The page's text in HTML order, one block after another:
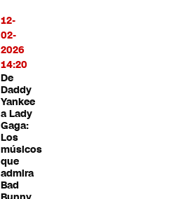
12-
02-
2026
14:20
De
Daddy
Yankee
a Lady
Gaga:
Los
músicos
que
admira
Bad